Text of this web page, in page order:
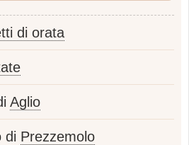
di orata
Aglio
di Prezzemolo